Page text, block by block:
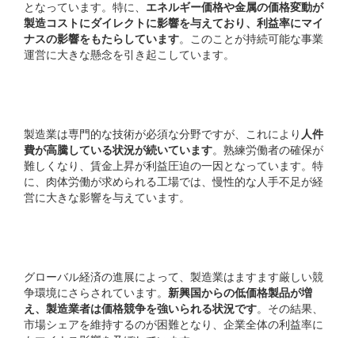
となっています。特に、 エネルギー価格や金属の価格変動が
製造コストにダイレクトに影響を与えており、利益率にマイ
ナスの影響をもたらしています。このことが持続可能な事業
運営に大きな懸念を引き起こしています。
製造業は専門的な技術が必須な分野ですが、これにより 人件
費が高騰している状況が続いています。熟練労働者の確保が
難しくなり、賃金上昇が利益圧迫の一因となっています。特
に、肉体労働が求められる工場では、慢性的な人手不足が経
営に大きな影響を与えています。
グローバル経済の進展によって、製造業はますます厳しい競
争環境にさらされています。 新興国からの低価格製品が増
え、製造業者は価格競争を強いられる状況です。その結果、
市場シェアを維持するのが困難となり、企業全体の利益率に